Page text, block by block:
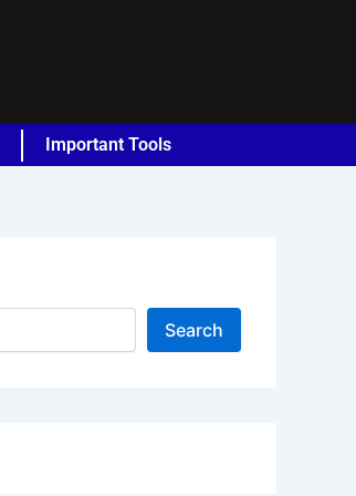
Important Tools
Search